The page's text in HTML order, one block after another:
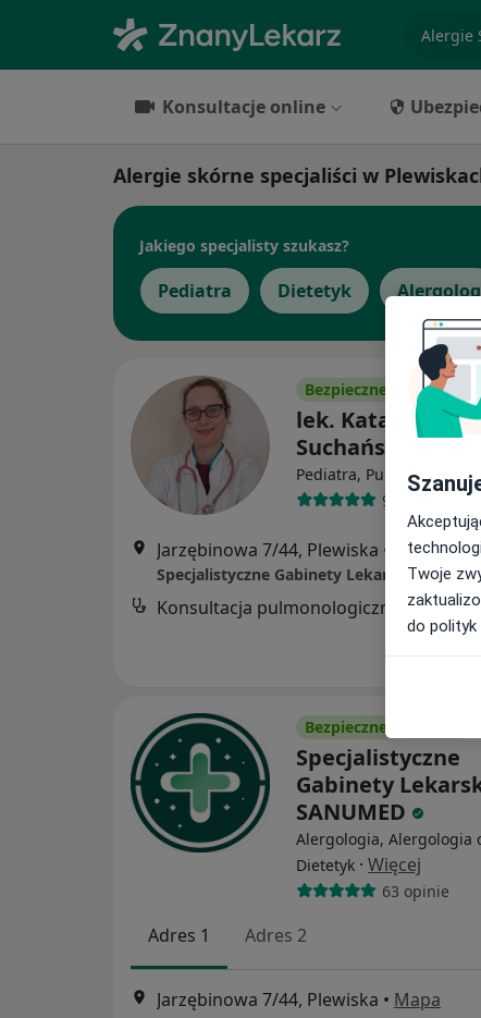
Konsultacje online
Alergie skórne specjaliści w
Jakiego specjalisty szukasz?
Pediatra Dietetyk Alergolog
Bezpieczne płatności
lek. Katarzyna
Suchańska
Pediatra, Pulmonolog
9 opinii
Jarzębinowa 7/44, Plewiska • Mapa
Specjalistyczne Gabinety Lekarskie
Konsultacja pulmonologiczna
Bezpieczne płatności
Specjalistyczne
Gabinety
SANUMED
Alergologia, Alergologia
Dietetyk · Więcej
63 opinie
Adres 1 Adres 2
Jarzębinowa 7/44, Plewiska • Mapa
Twoje
do